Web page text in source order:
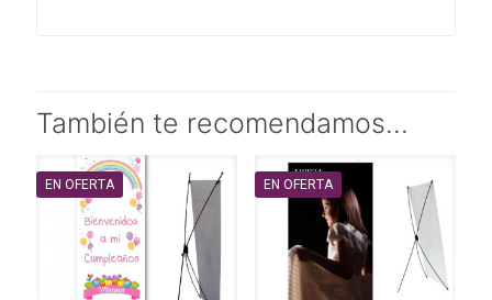
También te recomendamos…
EN OFERTA EN OFERTA